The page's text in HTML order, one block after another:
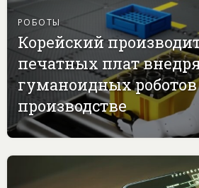
РОБОТЫ
Корейский
печатных плат
гуманоидных
производстве